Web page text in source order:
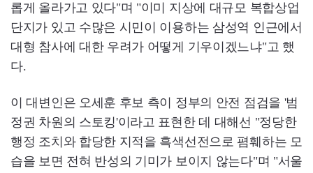
롭게 올라가고 있다"며 "이미 지상에 대규모 복합상업
단지가 있고 수많은 시민이 이용하는 삼성역 인근에서
대형 참사에 대한 우려가 어떻게 기우이겠느냐"고 했
다.
이 대변인은 오세훈 후보 측이 정부의 안전 점검을 '범
정권 차원의 스토킹'이라고 표현한 데 대해선 "정당한
행정 조치와 합당한 지적을 흑색선전으로 폄훼하는 모
습을 보면 전혀 반성의 기미가 보이지 않는다"며 "서울